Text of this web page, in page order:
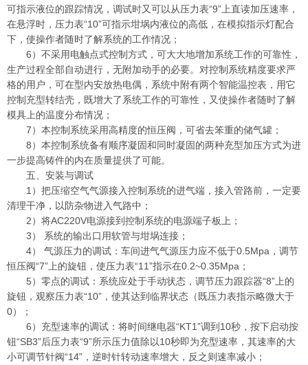
可指示液位的跟踪情况，调试时又可以从压力表“9”上直读加压速率，
在悬浮时，压力表“10”可指示坩埚内液位的高低，在模拟指示灯配合
下，使操作者随时了解系统的工作情况；
6）不采用电触点式控制方式，可大大地增加系统工作的可靠性，
生产过程全部自动进行，无附加动手的必要。对控制系统精度要求严
格的用户，可在型内安放热电偶，系统中附有两个智能温控表，用它
控制充型转结壳，既增大了系统工作的可靠性，又使操作者随时了解
模具上的温度分布情况；
7）本控制系统采用高精度的恒压阀，可省去笨重的储气罐；
8）本控制系统备有顺序凝固和同时凝固的两种充型加压方式为进
一步提高铸件的内在质量提供了可能。
五、安装与调试
1）把压缩空气气源接入控制系统的进气端，接入管路前，一定要
清理干净，以防杂物进入气路中；
2）将AC220V电源接到控制系统的电源端子板上；
3） 系统的输出口用软管与坩埚连接；
4） 气源压力的调试：车间进气气源压力应不低于0.5Mpa，调节
恒压阀“7”上的旋钮，使压力表“11”指示在0.2~0.35Mpa；
5）零点的调试：系统应处于手动状态，调节压力跟踪器“8”上的
旋钮，观察压力表“10”，使其达到临界状态（既压力表指示略微大于
0）；
6）充型速率的调试：将时间继电器“KT1”调到10秒，按下启动按
钮“SB3”后压力表“9”所示压力值除以10秒即为充型速率，其速率的大
小可调节针阀“14”，逆时针转动速率增大，反之则速率减小；